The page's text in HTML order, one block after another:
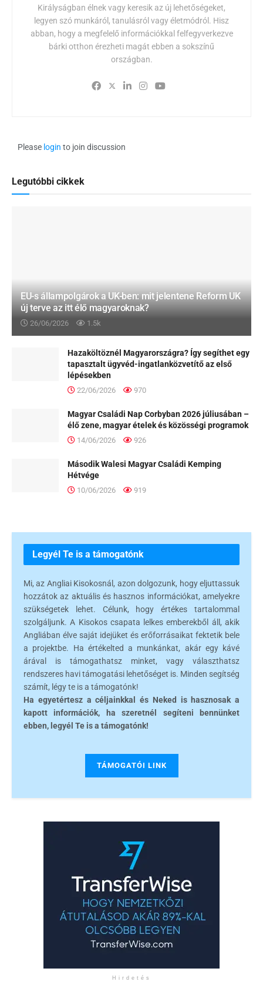
Királyságban élnek vagy keresik az új lehetőségeket,
legyen szó munkáról, tanulásról vagy életmódról. Hisz
abban, hogy a megfelelő információkkal felfegyverkezve
bárki otthon érezheti magát ebben a sokszínű
országban.
Please login to join discussion
Legutóbbi cikkek
EU-s állampolgárok a UK-ben: mit jelentene Reform UK
új terve az itt élő magyaroknak?
26/06/2026 1.5k
Hazaköltöznél Magyarországra? Így segíthet egy
tapasztalt ügyvéd-ingatlanközvetítő az első
lépésekben
22/06/2026 970
Magyar Családi Nap Corbyban 2026 júliusában –
élő zene, magyar ételek és közösségi programok
14/06/2026 926
Második Walesi Magyar Családi Kemping
Hétvége
10/06/2026 919
Legyél Te is a támogatónk
Mi, az Angliai Kisokosnál, azon dolgozunk, hogy eljuttassuk
hozzátok az aktuális és hasznos információkat, amelyekre
szükségetek lehet. Célunk, hogy értékes tartalommal
szolgáljunk. A Kisokos csapata lelkes emberekből áll, akik
Angliában élve saját idejüket és erőforrásaikat fektetik bele
a projektbe. Ha értékelted a munkánkat, akár egy kávé
árával is támogathatsz minket, vagy választhatsz
rendszeres havi támogatási lehetőséget is. Minden segítség
számít, légy te is a támogatónk!
Ha egyetértesz a céljainkkal és Neked is hasznosak a
kapott információk, ha szeretnél segíteni bennünket
ebben, legyél Te is a támogatónk!
TÁMOGATÓI LINK
Hirdetés